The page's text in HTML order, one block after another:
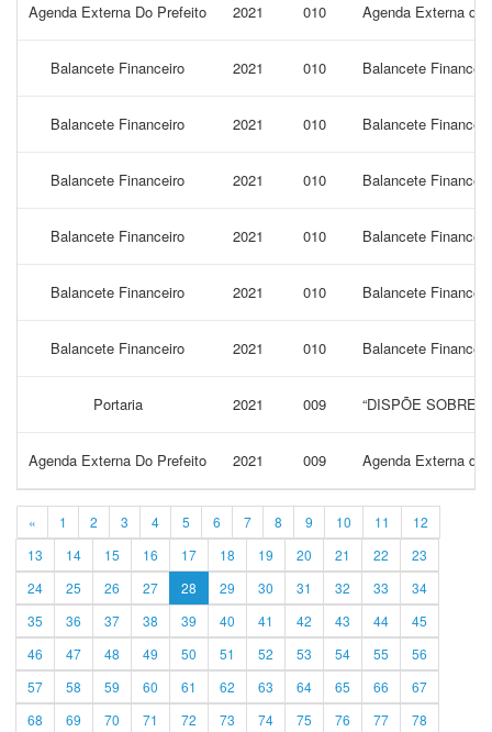
Agenda Externa Do Prefeito 2021 010 Agenda Externa do
Balancete Financeiro 2021 010 Balancete
Balancete Financeiro 2021 010 Balancete
Balancete Financeiro 2021 010 Balancete
Balancete Financeiro 2021 010 Balancete
Balancete Financeiro 2021 010 Balancete
Balancete Financeiro 2021 010 Balancete
Portaria 2021 009 “DISPÕE SOBRE
Agenda Externa Do Prefeito 2021 009 Agenda Externa do
« 1 2 3 4 5 6 7 8 9 10 11
12
13
14 15 16 17 18 19 20 21 22
23
24
25 26 27 28 29 30 31 32 33
34
35
36 37 38 39 40 41 42 43 44
45
46
47 48 49 50 51 52 53 54 55
56
57
58 59 60 61 62 63 64 65 66
67
68
69 70 71 72 73 74 75 76 77 78